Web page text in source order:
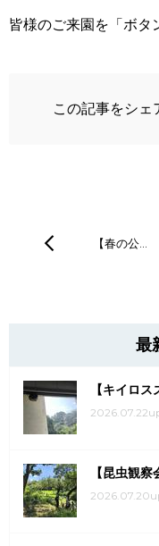
皆様のご来園を「ボタ
この記事をシェ
【春の公…
最
【キイロ
【昆虫観